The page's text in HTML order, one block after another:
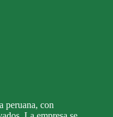
peruana, con